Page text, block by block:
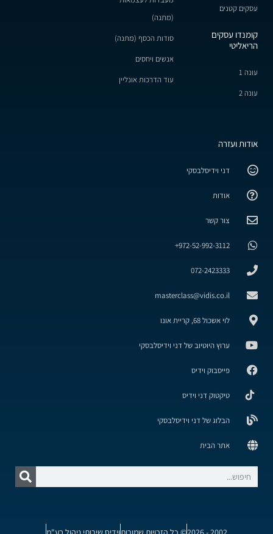
עסקים קטנים
קומנדו עסקים
הריאליטי
עונה 1
עונה 2
(מתנה)
סודות הכסף (מתנה)
אנשים ויחסים
עוד הדרכות אונליין
אודות ועזרה
דני וידיסלבסקי
אודות
צור קשר
972-52-992-3112+
072-2423333
masterclass@vidis.co.il
לוי אשכול 68, קריית אונו
ערוץ היוטיוב של דני וידיסלבסקי
פייסבוק וידיס
טיקטוק דני וידיס
הבלוג של דני וידיסלבסקי
אתר הבית